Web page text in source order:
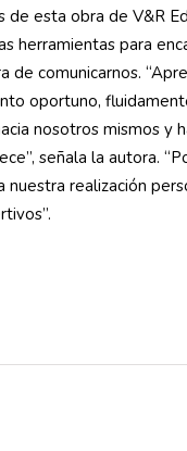
de esta obra de V&R
herramientas para
de comunicarnos.
oportuno,
nosotros mismos y
señala la autora.
nuestra realización